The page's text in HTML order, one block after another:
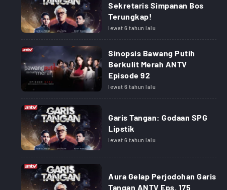
Sekretaris Simpanan Bos
Terungkap!
lewat 6 tahun lalu
Sinopsis Bawang Putih
Berkulit Merah ANTV
Episode 92
lewat 6 tahun lalu
Garis Tangan: Godaan SPG
Lipstik
lewat 6 tahun lalu
Aura Gelap Perjodohan Garis
Tangan ANTV Eps. 175